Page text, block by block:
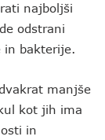
najboljši
odstrani
in bakterije.
manjše
kot jih ima
in